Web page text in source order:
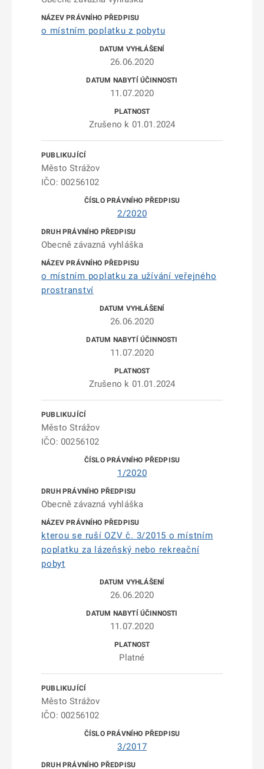
o místním poplatku z pobytu
26.06.2020
11.07.2020
Zrušeno k 01.01.2024
Město Strážov
IČO: 00256102
2/2020
Obecně závazná vyhláška
o místním poplatku za užívání veřejného
prostranství
26.06.2020
11.07.2020
Zrušeno k 01.01.2024
Město Strážov
IČO: 00256102
1/2020
Obecně závazná vyhláška
kterou se ruší OZV č. 3/2015 o místním
poplatku za lázeňský nebo rekreační
pobyt
26.06.2020
11.07.2020
Platné
Město Strážov
IČO: 00256102
3/2017